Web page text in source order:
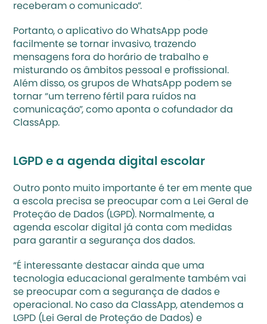
receberam o comunicado”.
Portanto, o aplicativo do WhatsApp pode
facilmente se tornar invasivo, trazendo
mensagens fora do horário de trabalho e
misturando os âmbitos pessoal e profissional.
Além disso, os grupos de WhatsApp podem se
tornar “um terreno fértil para ruídos na
comunicação”, como aponta o cofundador da
ClassApp.
LGPD e a agenda digital escolar
Outro ponto muito importante é ter em mente que
a escola precisa se preocupar com a Lei Geral de
Proteção de Dados (LGPD). Normalmente, a
agenda escolar digital já conta com medidas
para garantir a segurança dos dados.
“É interessante destacar ainda que uma
tecnologia educacional geralmente também vai
se preocupar com a segurança de dados e
operacional. No caso da ClassApp, atendemos a
LGPD (Lei Geral de Proteção de Dados) e